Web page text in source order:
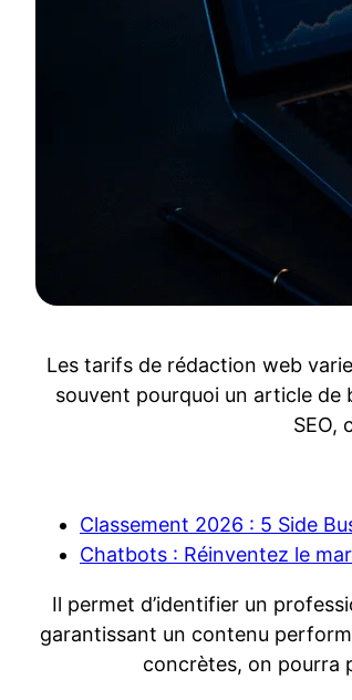
Les tarifs de rédaction web
souvent pourquoi un article
SEO,
Classement 2026 : 5 Side
Chatbots : Réinventez le
Il permet d’identifier un
garantissant un contenu
concrètes, on pourra